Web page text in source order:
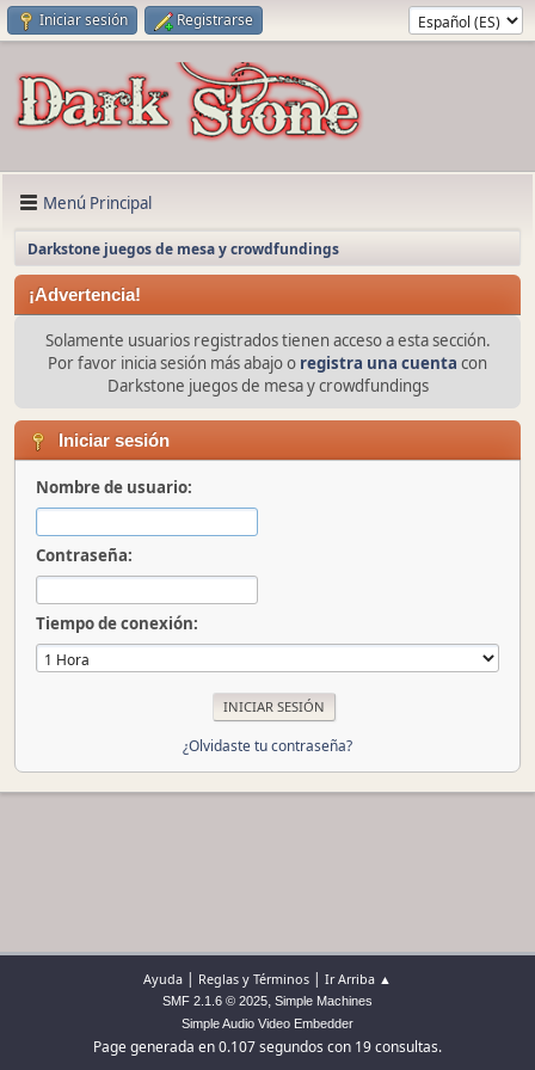
Iniciar sesión Registrarse
Menú Principal
Darkstone juegos de mesa y crowdfundings
¡Advertencia!
Solamente usuarios registrados tienen acceso a esta sección.
Por favor inicia sesión más abajo o registra una cuenta con
Darkstone juegos de mesa y crowdfundings
Iniciar sesión
Nombre de usuario:
Contraseña:
Tiempo de conexión:
¿Olvidaste tu contraseña?
Ayuda | Reglas y Términos | Ir Arriba ▲
SMF 2.1.6 © 2025, Simple Machines
Simple Audio Video Embedder
Page generada en 0.107 segundos con 19 consultas.